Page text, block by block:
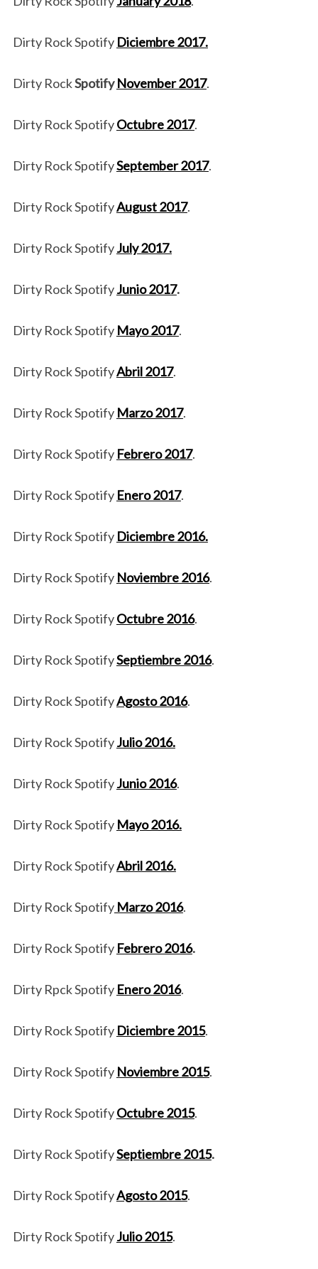
Dirty Rock Spotify Diciembre2017.
Dirty RockSpotify November 2017.
Dirty Rock SpotifyOctubre 2017.
Dirty Rock SpotifySeptember 2017.
Dirty Rock SpotifyAugust 2017.
Dirty Rock SpotifyJuly 2017.
Dirty Rock SpotifyJunio 2017.
Dirty Rock Spotify Mayo 2017.
Dirty Rock SpotifyAbril 2017.
Dirty Rock Spotify Marzo 2017.
Dirty Rock Spotify Febrero 2017.
Dirty Rock Spotify Enero 2017.
Dirty Rock Spotify Diciembre 2016.
Dirty Rock Spotify Noviembre 2016.
Dirty Rock SpotifyOctubre 2016.
Dirty Rock SpotifySeptiembre 2016.
Dirty Rock SpotifyAgosto 2016.
Dirty Rock SpotifyJulio 2016.
Dirty Rock SpotifyJunio 2016.
Dirty Rock Spotify Mayo 2016.
Dirty Rock SpotifyAbril 2016.
Dirty Rock SpotifyMarzo 2016.
Dirty Rock Spotify Febrero 2016.
Dirty Rpck Spotify Enero 2016.
Dirty Rock Spotify Diciembre 2015.
Dirty Rock Spotify Noviembre 2015.
Dirty Rock SpotifyOctubre 2015.
Dirty Rock SpotifySeptiembre 2015.
Dirty Rock SpotifyAgosto 2015.
Dirty Rock SpotifyJulio 2015.